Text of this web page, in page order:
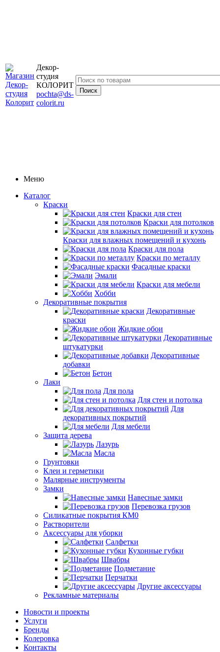
Декор-
студия
КОЛОРИТ
pochta@ds-
colorit.ru
Меню
Каталог
Краски
Краски для стен
Краски для потолков
Краски для влажных помещений и кухонь
Краски для пола
Краски по металлу
Фасадные краски
Эмали
Краски для мебели
Хобби
Декоративные покрытия
Декоративные
краски
Жидкие обои
Декоративные
штукатурки
Декоративные
добавки
Бетон
Лаки
Для пола
Для стен и потолка
Для
декоративных покрытий
Для мебели
Защита дерева
Лазурь
Масла
Грунтовки
Клеи и герметики
Малярные инструменты
Замки
Навесные замки
Перевозка грузов
Силикатные покрытия КМ0
Растворители
Аксессуары для уборки
Салфетки
Кухонные губки
Швабры
Подметание
Перчатки
Другие аксессуары
Рекламные материалы
Новости и проекты
Услуги
Бренды
Колеровка
Контакты